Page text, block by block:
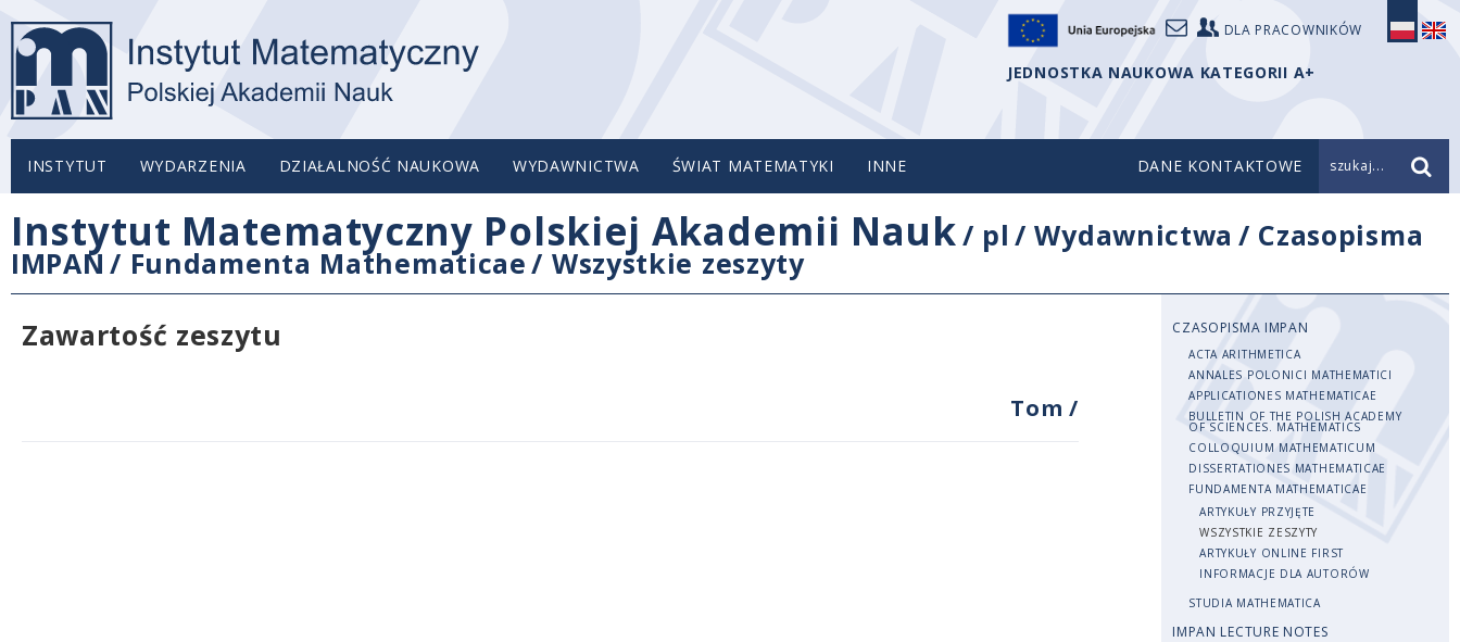
DLA PRACOWNIKÓW
JEDNOSTKA NAUKOWA KATEGORII A+
INSTYTUT WYDARZENIA DZIAŁALNOŚĆ NAUKOWA WYDAWNICTWA ŚWIAT MATEMATYKI INNE DANE KONTAKTOWE szukaj...
Instytut Matematyczny Polskiej Akademii Nauk/ pl /Wydawnictwa / Czasopisma
IMPAN / Fundamenta Mathematicae/ Wszystkie zeszyty
Zawartość zeszytu
Tom/
CZASOPISMA IMPAN
ACTA ARITHMETICA
ANNALES POLONICI MATHEMATICI
APPLICATIONES MATHEMATICAE
BULLETIN OF THE POLISH ACADEMY
OF SCIENCES. MATHEMATICS
COLLOQUIUM MATHEMATICUM
DISSERTATIONES MATHEMATICAE
FUNDAMENTA MATHEMATICAE
ARTYKUŁY PRZYJĘTE
WSZYSTKIE ZESZYTY
ARTYKUŁY ONLINE FIRST
INFORMACJE DLA AUTORÓW
STUDIA MATHEMATICA
IMPAN LECTURE NOTES